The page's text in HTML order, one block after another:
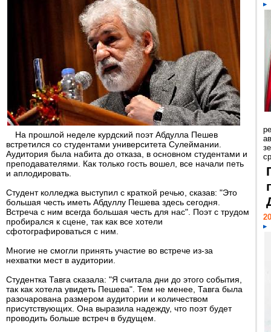
На прошлой неделе курдский поэт Абдулла Пешев
встретился со студентами университета Сулеймании.
Аудитория была набита до отказа, в основном студентами и
преподавателями. Как только гость вошел, все начали петь
и аплодировать.
Студент колледжа выступил с краткой речью, сказав: "Это
большая честь иметь Абдуллу Пешева здесь сегодня.
Встреча с ним всегда большая честь для нас". Поэт с трудом
пробирался к сцене, так как все хотели
сфотографироваться с ним.
Многие не смогли принять участие во встрече из-за
нехватки мест в аудитории.
Студентка Тавга сказала: "Я считала дни до этого события,
так как хотела увидеть Пешева". Тем не менее, Тавга была
разочарована размером аудитории и количеством
присутствующих. Она выразила надежду, что поэт будет
проводить больше встреч в будущем.